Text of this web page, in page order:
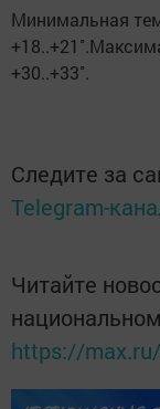
Минимальная
+30..+33˚.
Следите за
Telegram-
Читайте
https://